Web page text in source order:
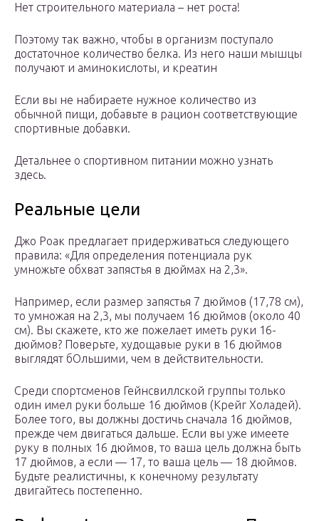
Нет строительного материала – нет роста!
Поэтому так важно, чтобы в организм поступало
достаточное количество белка. Из него наши мышцы
получают и аминокислоты, и креатин
Если вы не набираете нужное количество из
обычной пищи, добавьте в рацион соответствующие
спортивные добавки.
Детальнее о спортивном питании можно узнать
здесь.
Реальные цели
Джо Роак предлагает придерживаться следующего
правила: «Для определения потенциала рук
умножьте обхват запястья в дюймах на 2,3».
Например, если размер запястья 7 дюймов (17,78 см),
то умножая на 2,3, мы получаем 16 дюймов (около 40
см). Вы скажете, кто же пожелает иметь руки 16-
дюймов? Поверьте, худощавые руки в 16 дюймов
выглядят бОльшими, чем в действительности.
Среди спортсменов Гейнсвиллской группы только
один имел руки больше 16 дюймов (Крейг Холадей).
Более того, вы должны достичь сначала 16 дюймов,
прежде чем двигаться дальше. Если вы уже имеете
руку в полных 16 дюймов, то ваша цель должна быть
17 дюймов, а если — 17, то ваша цель — 18 дюймов.
Будьте реалистичны, к конечному результату
двигайтесь постепенно.